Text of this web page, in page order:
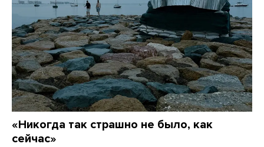
«Никогда так страшно не было, как
сейчас»